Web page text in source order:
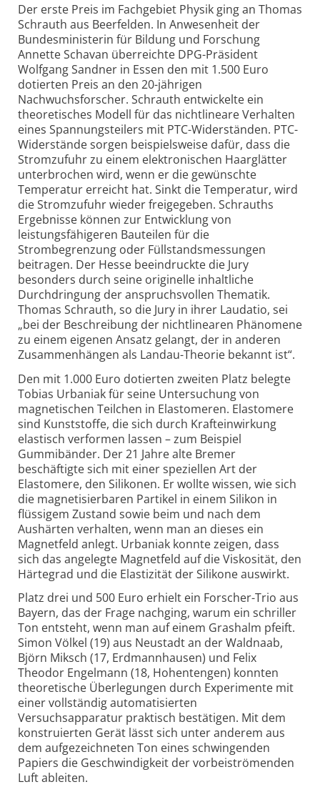
Der erste Preis im Fachgebiet Physik ging an Thomas
Schrauth aus Beerfelden. In Anwesenheit der
Bundesministerin für Bildung und Forschung
Annette Schavan überreichte DPG-Präsident
Wolfgang Sandner in Essen den mit 1.500 Euro
dotierten Preis an den 20-jährigen
Nachwuchsforscher. Schrauth entwickelte ein
theoretisches Modell für das nichtlineare Verhalten
eines Spannungsteilers mit PTC-Widerständen. PTC-
Widerstände sorgen beispielsweise dafür, dass die
Stromzufuhr zu einem elektronischen Haarglätter
unterbrochen wird, wenn er die gewünschte
Temperatur erreicht hat. Sinkt die Temperatur, wird
die Stromzufuhr wieder freigegeben. Schrauths
Ergebnisse können zur Entwicklung von
leistungsfähigeren Bauteilen für die
Strombegrenzung oder Füllstandsmessungen
beitragen. Der Hesse beeindruckte die Jury
besonders durch seine originelle inhaltliche
Durchdringung der anspruchsvollen Thematik.
Thomas Schrauth, so die Jury in ihrer Laudatio, sei
„bei der Beschreibung der nichtlinearen Phänomene
zu einem eigenen Ansatz gelangt, der in anderen
Zusammenhängen als Landau-Theorie bekannt ist“.
Den mit 1.000 Euro dotierten zweiten Platz belegte
Tobias Urbaniak für seine Untersuchung von
magnetischen Teilchen in Elastomeren. Elastomere
sind Kunststoffe, die sich durch Krafteinwirkung
elastisch verformen lassen – zum Beispiel
Gummibänder. Der 21 Jahre alte Bremer
beschäftigte sich mit einer speziellen Art der
Elastomere, den Silikonen. Er wollte wissen, wie sich
die magnetisierbaren Partikel in einem Silikon in
flüssigem Zustand sowie beim und nach dem
Aushärten verhalten, wenn man an dieses ein
Magnetfeld anlegt. Urbaniak konnte zeigen, dass
sich das angelegte Magnetfeld auf die Viskosität, den
Härtegrad und die Elastizität der Silikone auswirkt.
Platz drei und 500 Euro erhielt ein Forscher-Trio aus
Bayern, das der Frage nachging, warum ein schriller
Ton entsteht, wenn man auf einem Grashalm pfeift.
Simon Völkel (19) aus Neustadt an der Waldnaab,
Björn Miksch (17, Erdmannhausen) und Felix
Theodor Engelmann (18, Hohentengen) konnten
theoretische Überlegungen durch Experimente mit
einer vollständig automatisierten
Versuchsapparatur praktisch bestätigen. Mit dem
konstruierten Gerät lässt sich unter anderem aus
dem aufgezeichneten Ton eines schwingenden
Papiers die Geschwindigkeit der vorbeiströmenden
Luft ableiten.